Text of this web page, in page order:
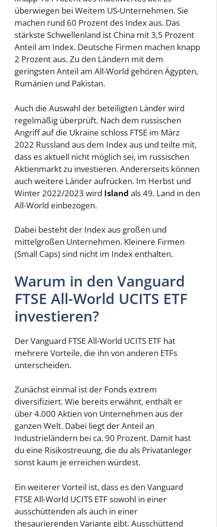
überwiegen bei Weitem US-Unternehmen. Sie
machen rund 60 Prozent des Index aus. Das
stärkste Schwellenland ist China mit 3,5 Prozent
Anteil am Index. Deutsche Firmen machen knapp
2 Prozent aus. Zu den Ländern mit dem
geringsten Anteil am All-World gehören Ägypten,
Rumänien und Pakistan.
Auch die Auswahl der beteiligten Länder wird
regelmäßig überprüft. Nach dem russischen
Angriff auf die Ukraine schloss FTSE im März
2022 Russland aus dem Index aus und teilte mit,
dass es aktuell nicht möglich sei, im russischen
Aktienmarkt zu investieren. Andererseits können
auch weitere Länder aufrücken. Im Herbst und
Winter 2022/2023 wird Island als 49. Land in den
All-World einbezogen.
Dabei besteht der Index aus großen und
mittelgroßen Unternehmen. Kleinere Firmen
(Small Caps) sind nicht im Index enthalten.
Warum in den Vanguard
FTSE All-World UCITS ETF
investieren?
Der Vanguard FTSE All-World UCITS ETF hat
mehrere Vorteile, die ihn von anderen ETFs
unterscheiden.
Zunächst einmal ist der Fonds extrem
diversifiziert. Wie bereits erwähnt, enthält er
über 4.000 Aktien von Unternehmen aus der
ganzen Welt. Dabei liegt der Anteil an
Industrieländern bei ca. 90 Prozent. Damit hast
du eine Risikostreuung, die du als Privatanleger
sonst kaum je erreichen würdest.
Ein weiterer Vorteil ist, dass es den Vanguard
FTSE All-World UCITS ETF sowohl in einer
ausschüttenden als auch in einer
thesaurierenden Variante gibt. Ausschüttend